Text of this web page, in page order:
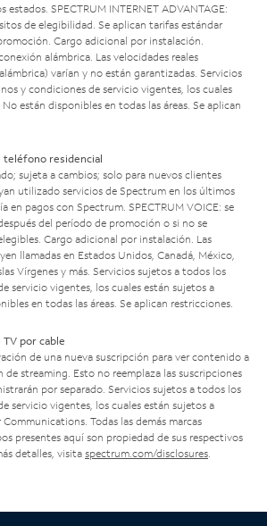
estados. SPECTRUM INTERNET ADVANTAGE:
de elegibilidad. Se aplican tarifas estándar
Cargo adicional por instalación.
alámbrica. Las velocidades reales
varían y no están garantizadas. Servicios
y condiciones de servicio vigentes, los cuales
están disponibles en todas las áreas. Se aplican
teléfono residencial
sujeta a cambios; solo para nuevos clientes
utilizado servicios de Spectrum en los últimos
en pagos con Spectrum. SPECTRUM VOICE: se
del período de promoción o si no se
Cargo adicional por instalación. Las
llamadas en Estados Unidos, Canadá, México,
Vírgenes y más. Servicios sujetos a todos los
servicio vigentes, los cuales están sujetos a
en todas las áreas. Se aplican restricciones.
por cable
de una nueva suscripción para ver contenido a
de streaming. Esto no reemplaza las suscripciones
por separado. Servicios sujetos a todos los
servicio vigentes, los cuales están sujetos a
Todas las demás marcas
presentes aquí son propiedad de sus respectivos
detalles, visita spectrum.com/disclosures